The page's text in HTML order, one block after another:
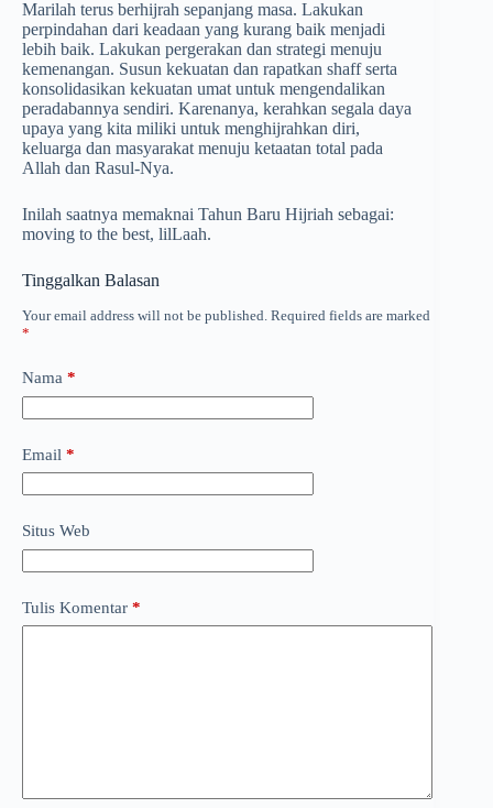
Marilah terus berhijrah sepanjang masa. Lakukan
perpindahan dari keadaan yang kurang baik menjadi
lebih baik. Lakukan pergerakan dan strategi menuju
kemenangan. Susun kekuatan dan rapatkan shaff serta
konsolidasikan kekuatan umat untuk mengendalikan
peradabannya sendiri. Karenanya, kerahkan segala daya
upaya yang kita miliki untuk menghijrahkan diri,
keluarga dan masyarakat menuju ketaatan total pada
Allah dan Rasul-Nya.
Inilah saatnya memaknai Tahun Baru Hijriah sebagai:
moving to the best, lilLaah.
Tinggalkan Balasan
Your email address will not be published. Required fields are marked
*
Nama *
Email *
Situs Web
Tulis Komentar *